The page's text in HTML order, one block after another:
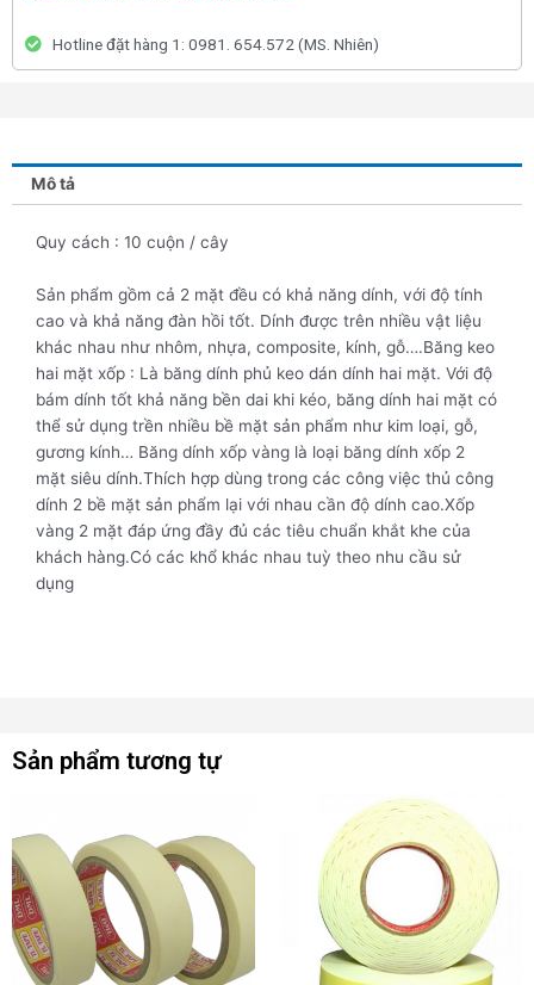
Hotline đặt hàng 1: 0981. 654.572 (MS. Nhiên)
Mô tả
Quy cách : 10 cuộn / cây
Sản phẩm gồm cả 2 mặt đều có khả năng dính, với độ tính
cao và khả năng đàn hồi tốt. Dính được trên nhiều vật liệu
khác nhau như nhôm, nhựa, composite, kính, gỗ….Băng keo
hai mặt xốp : Là băng dính phủ keo dán dính hai mặt. Với độ
bám dính tốt khả năng bền dai khi kéo, băng dính hai mặt có
thể sử dụng trền nhiều bề mặt sản phẩm như kim loại, gỗ,
gương kính… Băng dính xốp vàng là loại băng dính xốp 2
mặt siêu dính.Thích hợp dùng trong các công việc thủ công
dính 2 bề mặt sản phẩm lại với nhau cần độ dính cao.Xốp
vàng 2 mặt đáp ứng đầy đủ các tiêu chuẩn khắt khe của
khách hàng.Có các khổ khác nhau tuỳ theo nhu cầu sử
dụng
Sản phẩm tương tự
này
có
nhiều
thể.